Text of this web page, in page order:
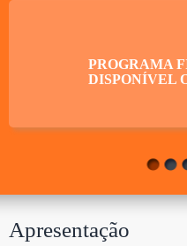
PROGRAMA
DISPONÍVEL
Apresentação